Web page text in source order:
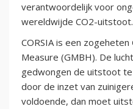
verantwoordelijk voor
wereldwijde CO2-uitstoot.
CORSIA is een
Measure (GMBH). De
gedwongen de uitstoot
door de inzet van
voldoende, dan moet